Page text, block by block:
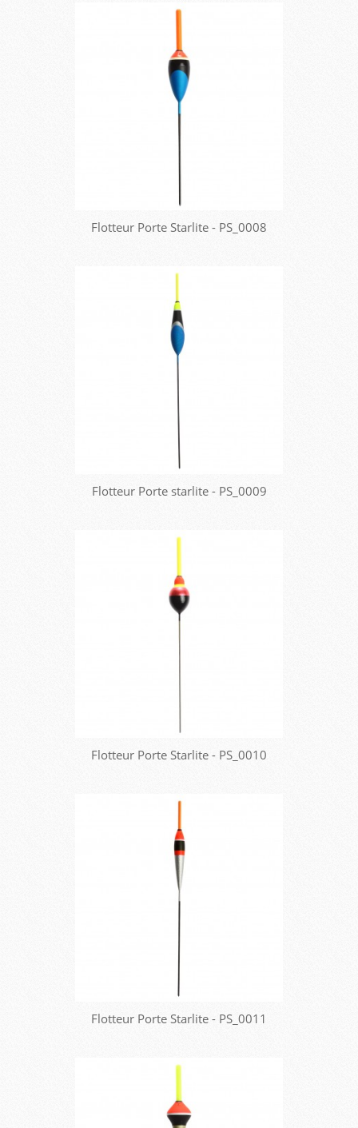
Flotteur Porte Starlite - PS_0008
Flotteur Porte starlite - PS_0009
Flotteur Porte Starlite - PS_0010
Flotteur Porte Starlite - PS_0011